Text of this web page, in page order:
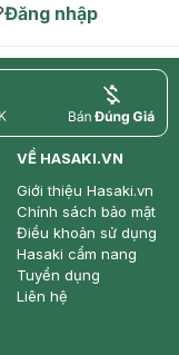
Đăng nhập
price
VỀ HASAKI.VN
Giới thiệu Hasaki.vn
Chính sách bảo mật
Điều khoản sử dụng
Hasaki cẩm nang
Tuyển dụng
Liên hệ